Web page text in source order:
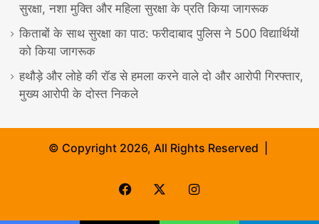
सुरक्षा, नशा मुक्ति और महिला सुरक्षा के प्रति किया जागरूक
किताबों के साथ सुरक्षा का पाठ: फरीदाबाद पुलिस ने 500 विद्यार्थियों
को किया जागरूक
हथौड़े और लोहे की रॉड से हमला करने वाले दो और आरोपी गिरफ्तार,
मुख्य आरोपी के दोस्त निकले
© Copyright 2026, All Rights Reserved |
Facebook Instagram